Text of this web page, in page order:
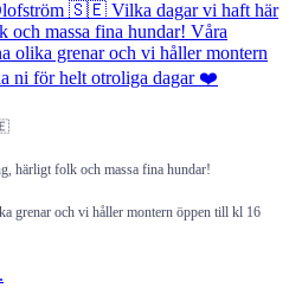
härligt folk och massa fina hundar!
grenar och vi håller montern öppen till kl 16